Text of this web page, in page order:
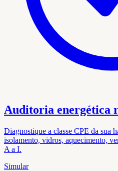
Auditoria energética
Diagnostique a classe CPE da sua
isolamento, vidros, aquecimento,
A a I.
Simular